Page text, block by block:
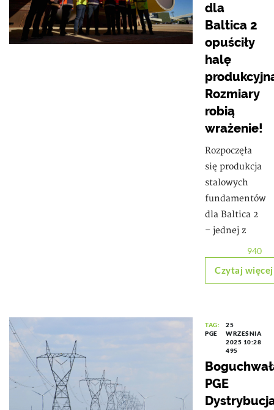
dla
Baltica 2
opuściły
halę
Rozmiary
robią
wrażenie!
Rozpoczęła
się produkcja
stalowych
fundamentów
dla Baltica 2
– jednej z
940
Czytaj więcej
TAG:
PGE
25
WRZEŚNIA
2025 10:28
495
PGE